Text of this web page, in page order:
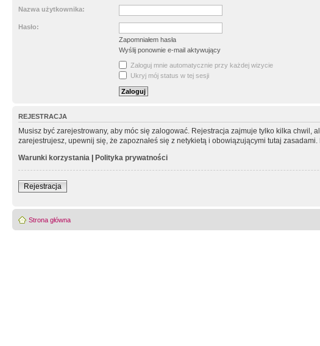
Nazwa użytkownika:
Hasło:
Zapomniałem hasła
Wyślij ponownie e-mail aktywujący
Zaloguj mnie automatycznie przy każdej wizycie
Ukryj mój status w tej sesji
REJESTRACJA
Musisz być zarejestrowany, aby móc się zalogować. Rejestracja zajmuje tylko kilka
zarejestrujesz, upewnij się, że zapoznałeś się z netykietą i obowiązującymi tutaj
Warunki korzystania | Polityka prywatności
Rejestracja
Strona główna